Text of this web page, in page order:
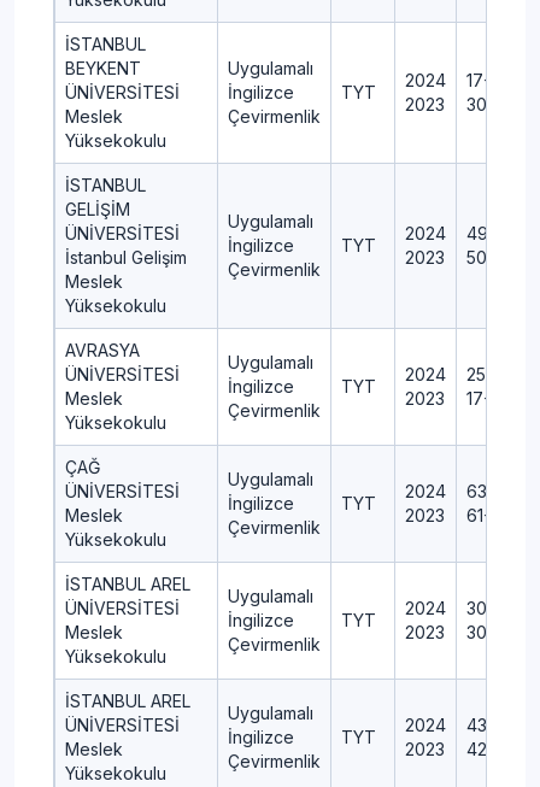
İSTANBUL
BEYKENT
ÜNİVERSİTESİ
Meslek
Yüksekokulu
Uygulamalı
İngilizce
Çevirmenlik
TYT
2024
2023
İSTANBUL
GELİŞİM
ÜNİVERSİTESİ
İstanbul Gelişim
Meslek
Yüksekokulu
Uygulamalı
İngilizce
Çevirmenlik
TYT
2024
2023
AVRASYA
ÜNİVERSİTESİ
Meslek
Yüksekokulu
Uygulamalı
İngilizce
Çevirmenlik
TYT
2024
2023
ÇAĞ
ÜNİVERSİTESİ
Meslek
Yüksekokulu
Uygulamalı
İngilizce
Çevirmenlik
TYT
2024
2023
İSTANBUL AREL
ÜNİVERSİTESİ
Meslek
Yüksekokulu
Uygulamalı
İngilizce
Çevirmenlik
TYT
2024
2023
İSTANBUL AREL
ÜNİVERSİTESİ
Meslek
Yüksekokulu
Uygulamalı
İngilizce
Çevirmenlik
TYT
2024
2023